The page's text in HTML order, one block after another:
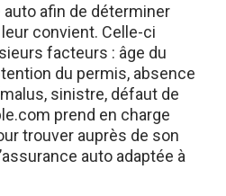
convient. Celle-ci
facteurs : âge du
du permis, absence
sinistre, défaut de
prend en charge
trouver auprès de son
auto adaptée à